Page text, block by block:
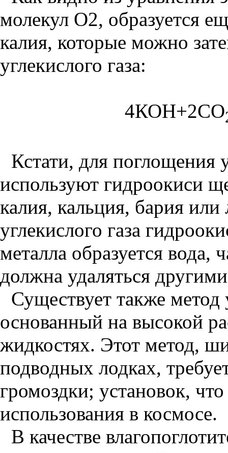
молекул О2, образуется
калия, которые можно
углекислого газа:
4КОН+2СО
Кстати, для поглощения
используют гидроокиси
калия, кальция, бария
углекислого газа
металла образуется вода,
должна удаляться
Существует также метод
основанный на высокой
жидкостях. Этот метод,
подводных лодках,
громоздки; установок,
использования в космосе.
В качестве